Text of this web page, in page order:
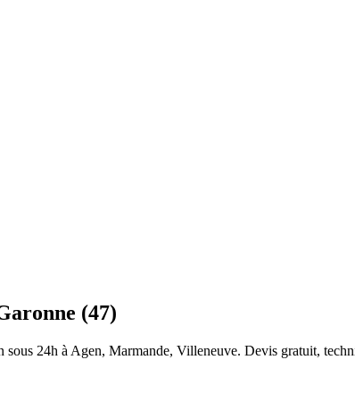
(47)
24h à Agen, Marmande, Villeneuve. Devis gratuit,